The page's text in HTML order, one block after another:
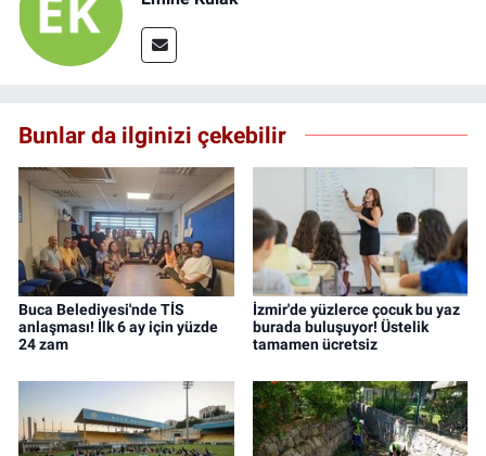
Bunlar da ilginizi çekebilir
Buca Belediyesi'nde TİS
anlaşması! İlk 6 ay için yüzde
24 zam
İzmir'de yüzlerce çocuk bu yaz
burada buluşuyor! Üstelik
tamamen ücretsiz